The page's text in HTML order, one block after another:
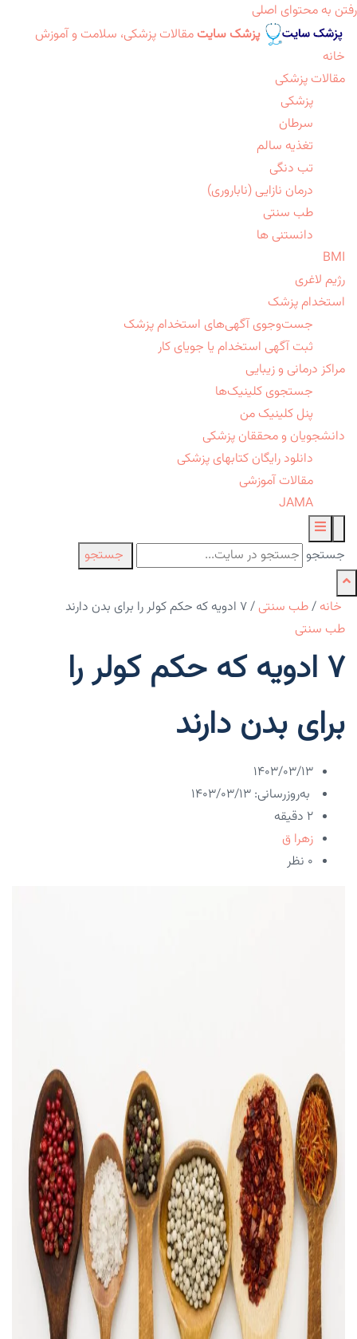
رفتن به محتوای اصلی
پزشک سایت مقالات پزشکی، سلامت و آموزش
خانه
مقالات پزشکی
پزشکی
سرطان
تغذیه سالم
تب دنگی
درمان نازایی (ناباروری)
طب سنتی
دانستنی ها
BMI
رژیم لاغری
استخدام پزشک
جست‌وجوی آگهی‌های استخدام پزشک
ثبت آگهی استخدام یا جویای کار
مراکز درمانی و زیبایی
جستجوی کلینیک‌ها
پنل کلینیک من
دانشجویان و محققان پزشکی
دانلود رایگان کتابهای پزشکی
مقالات آموزشی
JAMA
جستجو جستجو
خانه /طب سنتی /۷ ادویه که حکم کولر را برای بدن دارند
طب سنتی
۷ ادویه که حکم کولر را
برای بدن دارند
۱۴۰۳/۰۳/۱۳
به‌روزرسانی: ۱۴۰۳/۰۳/۱۳
2 دقیقه
زهرا ق
۰ نظر